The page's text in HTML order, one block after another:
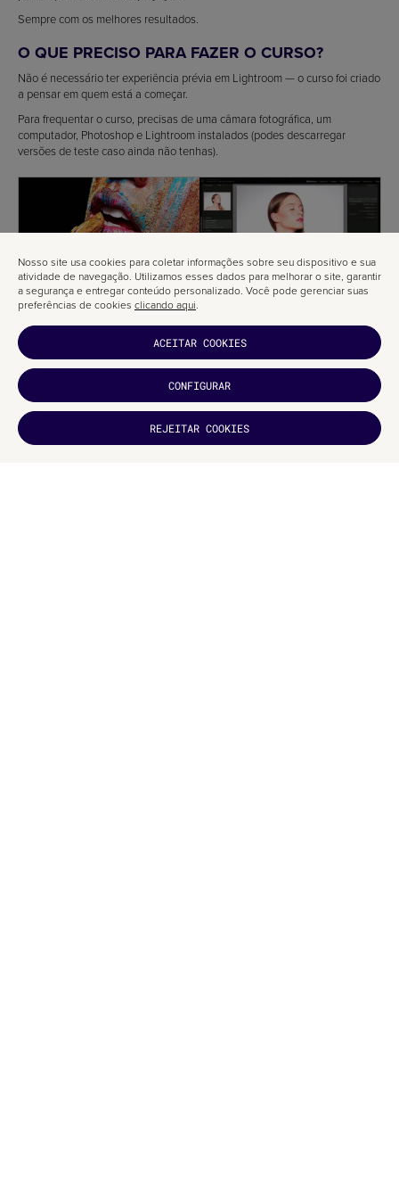
Sempre com os melhores resultados.
O QUE PRECISO PARA FAZER O CURSO?
Não é necessário ter experiência prévia em Lightroom — o curso foi criado
a pensar em quem está a começar.
Para frequentar o curso, precisas de uma câmara fotográfica, um
computador, Photoshop e Lightroom instalados (podes descarregar
versões de teste caso ainda não tenhas).
INSCREVA-
SE
Nosso site usa cookies para coletar informações sobre seu dispositivo e sua
atividade de navegação. Utilizamos esses dados para melhorar o site, garantir
a segurança e entregar conteúdo personalizado. Você pode gerenciar suas
preferências de cookies clicando aqui.
ACEITAR COOKIES
CONFIGURAR
REJEITAR COOKIES